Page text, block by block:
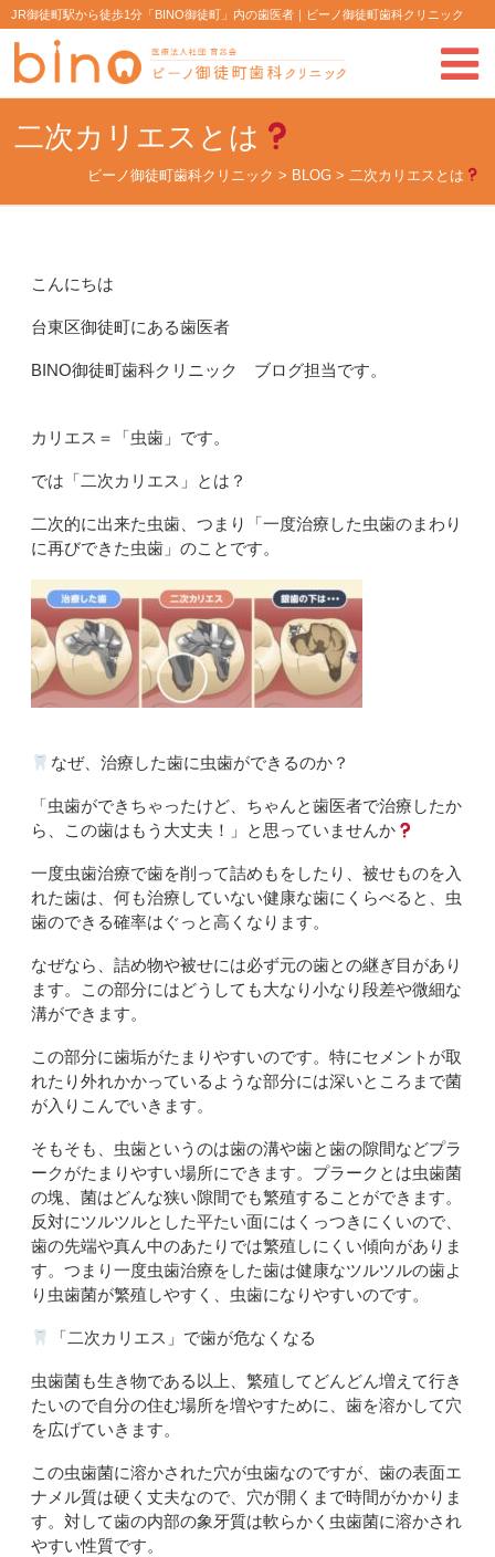
JR御徒町駅から徒歩1分「BINO御徒町」内の歯医者｜ビーノ御徒町歯科クリニック
二次カリエスとは
ビーノ御徒町歯科クリニック > BLOG> 二次カリエスとは
こんにちは
台東区御徒町にある歯医者
BINO御徒町歯科クリニック ブログ担当です。
カリエス＝「虫歯」です。
では「二次カリエス」とは？
二次的に出来た虫歯、つまり「一度治療した虫歯のまわり
に再びできた虫歯」のことです。
なぜ、治療した歯に虫歯ができるのか？
「虫歯ができちゃったけど、ちゃんと歯医者で治療したか
ら、この歯はもう大丈夫！」と思っていませんか
一度虫歯治療で歯を削って詰めもをしたり、被せものを入
れた歯は、何も治療していない健康な歯にくらべると、虫
歯のできる確率はぐっと高くなります。
なぜなら、詰め物や被せには必ず元の歯との継ぎ目があり
ます。この部分にはどうしても大なり小なり段差や微細な
溝ができます。
この部分に歯垢がたまりやすいのです。特にセメントが取
れたり外れかかっているような部分には深いところまで菌
が入りこんでいきます。
そもそも、虫歯というのは歯の溝や歯と歯の隙間などプラ
ークがたまりやすい場所にできます。プラークとは虫歯菌
の塊、菌はどんな狭い隙間でも繁殖することができます。
反対にツルツルとした平たい面にはくっつきにくいので、
歯の先端や真ん中のあたりでは繁殖しにくい傾向がありま
す。つまり一度虫歯治療をした歯は健康なツルツルの歯よ
り虫歯菌が繁殖しやすく、虫歯になりやすいのです。
「二次カリエス」で歯が危なくなる
虫歯菌も生き物である以上、繁殖してどんどん増えて行き
たいので自分の住む場所を増やすために、歯を溶かして穴
を広げていきます。
この虫歯菌に溶かされた穴が虫歯なのですが、歯の表面エ
ナメル質は硬く丈夫なので、穴が開くまで時間がかかりま
す。対して歯の内部の象牙質は軟らかく虫歯菌に溶かされ
やすい性質です。